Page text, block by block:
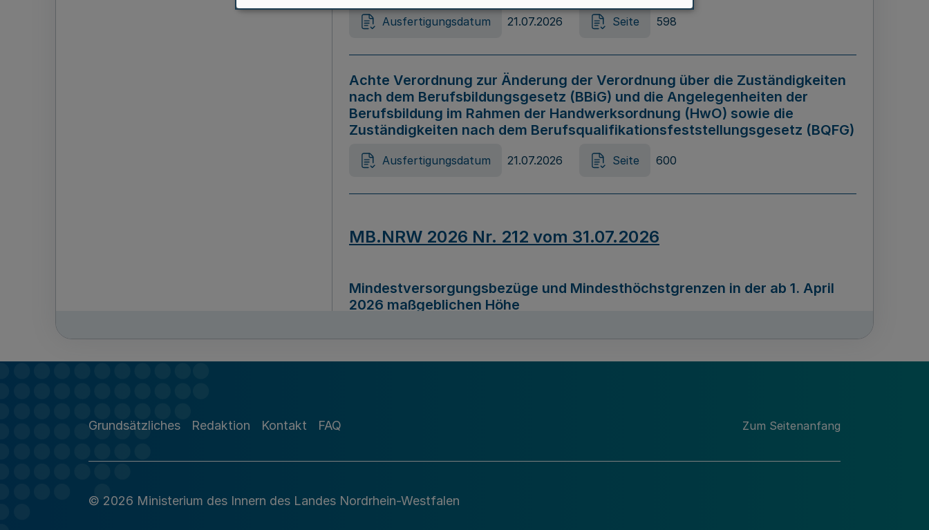
Ausfertigungsdatum 21.07.2026 Seite 598
Achte Verordnung zur Änderung der Verordnung über die Zuständigkeiten
nach dem Berufsbildungsgesetz (BBiG) und die Angelegenheiten der
Berufsbildung im Rahmen der Handwerksordnung (HwO) sowie die
Zuständigkeiten nach dem Berufsqualifikationsfeststellungsgesetz (BQFG)
Ausfertigungsdatum 21.07.2026 Seite 600
MB.NRW 2026 Nr. 212 vom 31.07.2026
Mindestversorgungsbezüge und Mindesthöchstgrenzen in der ab 1. April
2026 maßgeblichen Höhe
Richtlinie zur Durchführung des Förderprogramms „Mittelstand Innovativ &
Grundsätzliches Redaktion Kontakt FAQ Zum Seitenanfang
© 2026 Ministerium des Innern des Landes Nordrhein-Westfalen